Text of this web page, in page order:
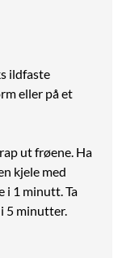
ildfaste
eller på et
ut frøene. Ha
kjele med
i 1 minutt. Ta
5 minutter.